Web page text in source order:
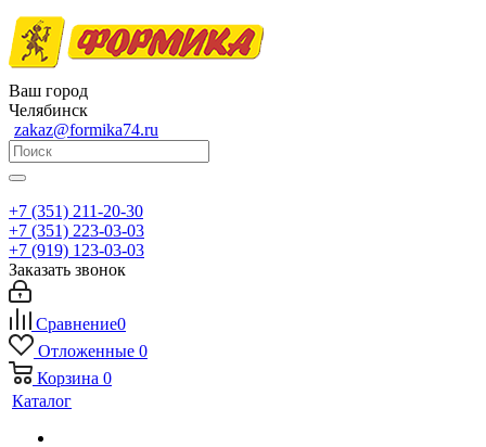
Ваш город
Челябинск
zakaz@formika74.ru
+7 (351) 211-20-30
+7 (351) 223-03-03
+7 (919) 123-03-03
Заказать звонок
Сравнение0
Отложенные 0
Корзина 0
Каталог